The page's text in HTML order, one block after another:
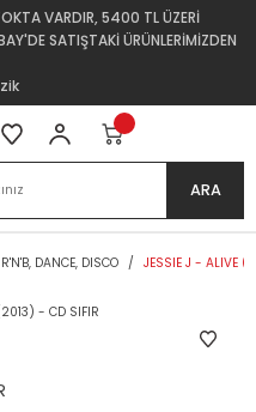
VARDIR, 5400 TL ÜZERİ
SATIŞTAKİ ÜRÜNLERİMİZDEN
ARA
DANCE, DISCO JESSIE J - ALIVE